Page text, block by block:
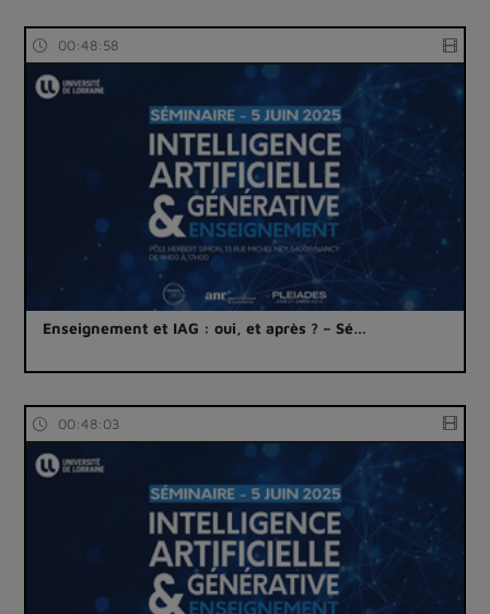
00:48:58
Enseignement et IAG : oui, et après ? – Sé…
00:48:03